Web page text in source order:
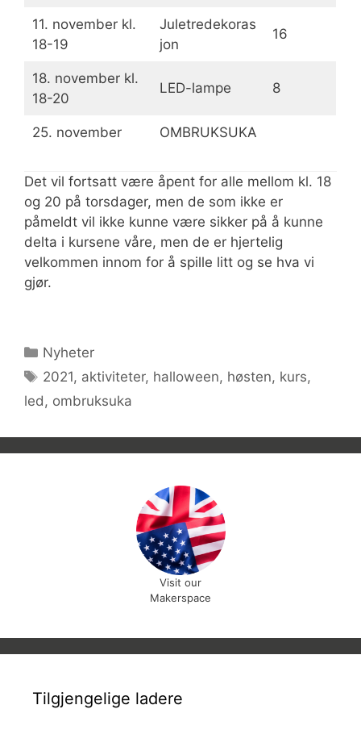
11. november kl.
18-19
Juletredekoras
jon
16
18. november kl.
18-20
LED-lampe 8
25. november OMBRUKSUKA
Det vil fortsatt være åpent for alle mellom kl. 18
og 20 på torsdager, men de som ikke er
påmeldt vil ikke kunne være sikker på å kunne
delta i kursene våre, men de er hjertelig
velkommen innom for å spille litt og se hva vi
gjør.
Kategorier
Nyheter
Stikkord
2021, aktiviteter, halloween, høsten, kurs,
led, ombruksuka
Visit our
Makerspace
Tilgjengelige ladere